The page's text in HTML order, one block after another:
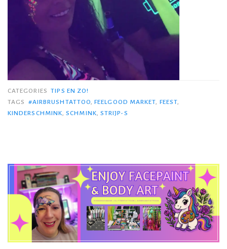
CATEGORIES TIPS EN ZO!
TAGS
#AIRBRUSHTATTOO,FEELGOOD MARKET, FEEST,
KINDERSCHMINK,SCHMINK, STRIJP-S